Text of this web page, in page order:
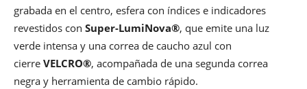
grabada en el centro, esfera con índices e indicadores
revestidos con Super-LumiNova®, que emite una luz
verde intensa y una correa de caucho azul con
cierre VELCRO®, acompañada de una segunda correa
negra y herramienta de cambio rápido.